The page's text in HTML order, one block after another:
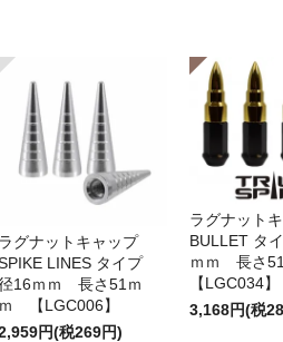
ラグナットキャップ
LINES タイプ
16ｍｍ 長さ51ｍ
ｍ 【LGC006】
円(税269円)
ラグナット
BULLET タ
ｍｍ 長さ
【LGC034】
3,168円(税